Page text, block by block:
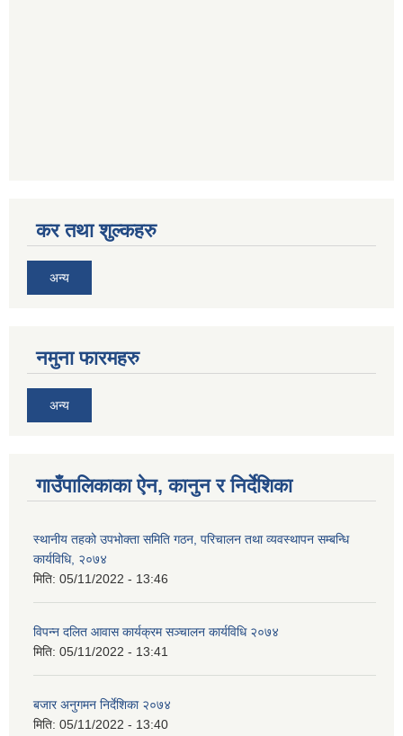
कर तथा शुल्कहरु
अन्य
नमुना फारमहरु
अन्य
गाउँपालिकाका ऐन, कानुन र निर्देशिका
स्थानीय तहको उपभोक्ता समिति गठन, परिचालन तथा व्यवस्थापन सम्बन्धि
कार्यविधि, २०७४
मिति: 05/11/2022 - 13:46
विपन्न दलित आवास कार्यक्रम सञ्चालन कार्यविधि २०७४
मिति: 05/11/2022 - 13:41
बजार अनुगमन निर्देशिका २०७४
मिति: 05/11/2022 - 13:40